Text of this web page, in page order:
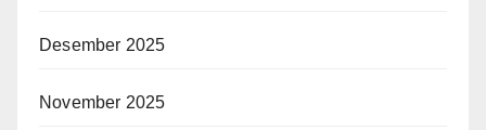
Desember 2025
November 2025